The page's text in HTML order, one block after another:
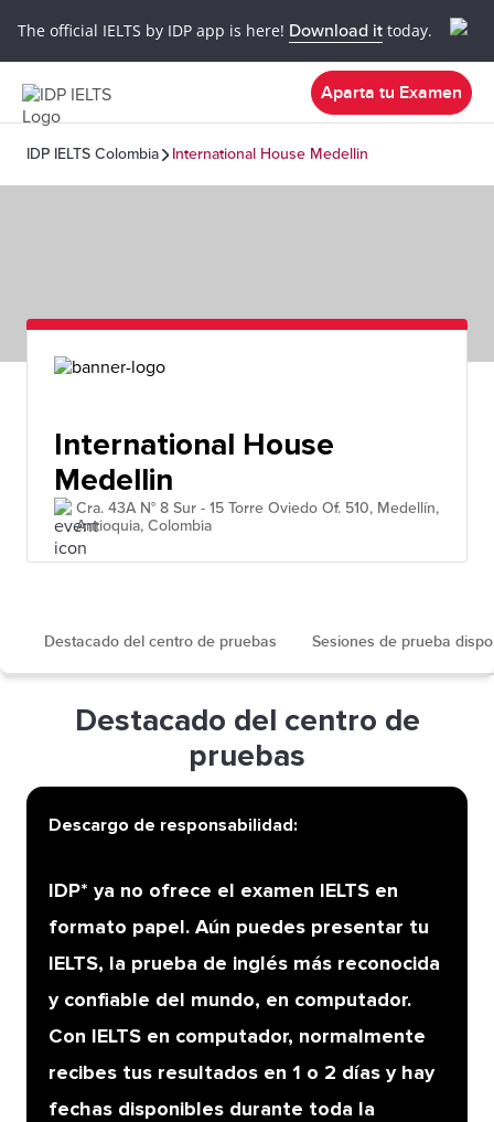
The official IELTS by IDP app is here! Download it today.
Aparta tu Examen
IDP IELTS Colombia International House Medellin
International House
Medellin
Cra. 43A N° 8 Sur - 15 Torre Oviedo Of. 510, Medellín,
Antioquia, Colombia
Destacado del centro de pruebas Sesiones de prueba
Destacado del centro de
pruebas
Descargo de responsabilidad:
IDP* ya no ofrece el examen IELTS en
formato papel. Aún puedes presentar tu
IELTS, la prueba de inglés más reconocida
y confiable del mundo, en computador.
Con IELTS en computador, normalmente
recibes tus resultados en 1 o 2 días y hay
fechas disponibles durante toda la